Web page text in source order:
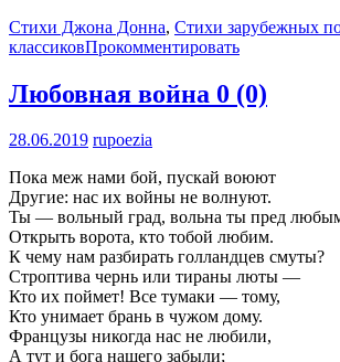
Стихи Джона Донна, Стихи зарубежных
классиковПрокомментировать
Любовная война 0 (0)
28.06.2019 rupoezia
Пока меж нами бой, пускай воюют
Другие: нас их войны не волнуют.
Ты — вольный град, вольна ты пред
Открыть ворота, кто тобой любим.
К чему нам разбирать голландцев смуты?
Строптива чернь или тираны люты —
Кто их поймет! Все тумаки — тому,
Кто унимает брань в чужом дому.
Французы никогда нас не любили,
А тут и бога нашего забыли;